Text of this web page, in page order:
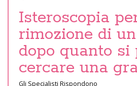
Isteroscopia
rimozione di
dopo quanto si
cercare una
Gli Specialisti Rispondono